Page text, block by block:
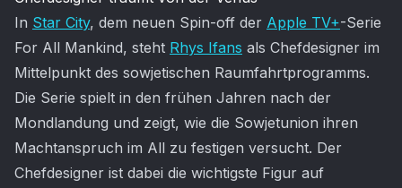
In Star City, dem neuen Spin-off der Apple TV+-Serie
For All Mankind, steht Rhys Ifans als Chefdesigner im
Mittelpunkt des sowjetischen Raumfahrtprogramms.
Die Serie spielt in den frühen Jahren nach der
Mondlandung und zeigt, wie die Sowjetunion ihren
Machtanspruch im All zu festigen versucht. Der
Chefdesigner ist dabei die wichtigste Figur auf